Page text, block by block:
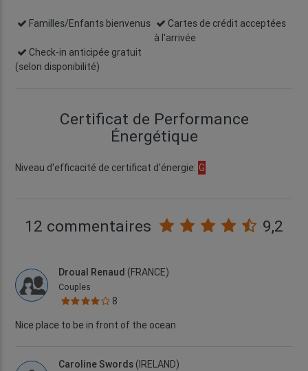
Familles/Enfants bienvenus
Cartes de crédit acceptées
à l'arrivée
Check-in anticipée gratuit
(selon disponibilité)
Certificat de Performance
Énergétique
Niveau d'efficacité de certificat d'énergie: G
12 commentaires 9,2
Droual Renaud (FRANCE)
Couples
8
Nice place to be in front of the ocean
Caroline Swords (IRELAND)